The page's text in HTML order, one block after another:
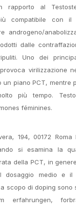
rapporto al
compatibile con il
androgeno/
dalle
Uno dei
virilizzazione
un piano PCT, mentre
più tempo.
féminines.
194, 00172 Roma
si esamina la
della PCT, in
dosaggio medio e
scopo di doping sono
erfahrungen,